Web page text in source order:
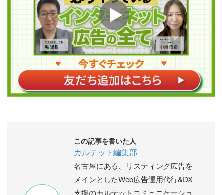
この記事を書いた人
カルテット編集部
名古屋にある、リスティング広告を
メインとしたWeb広告運用代行&DX
支援のカルテットコミュニケーショ